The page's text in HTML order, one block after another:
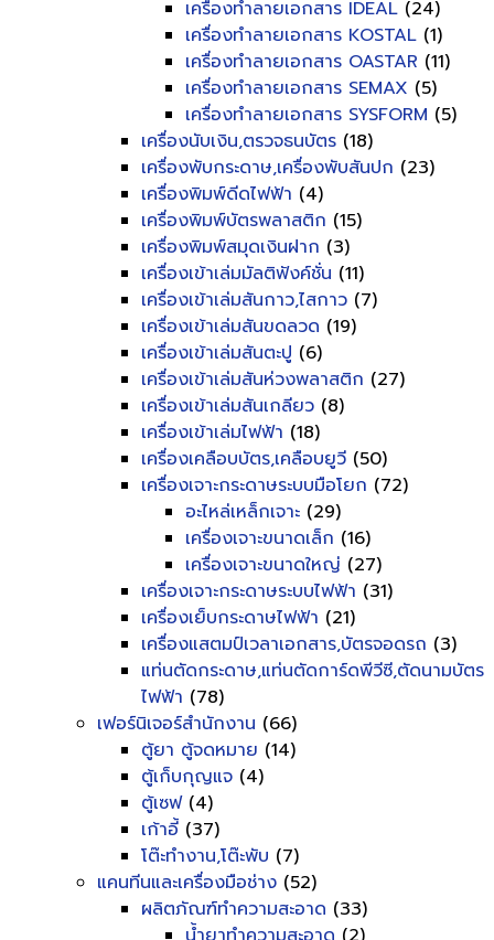
เครื่องทำลายเอกสาร IDEAL (24)
เครื่องทำลายเอกสาร KOSTAL (1)
เครื่องทำลายเอกสาร OASTAR (11)
เครื่องทำลายเอกสาร SEMAX (5)
เครื่องทำลายเอกสาร SYSFORM (5)
เครื่องนับเงิน,ตรวจธนบัตร (18)
เครื่องพับกระดาษ,เครื่องพับสันปก (23)
เครื่องพิมพ์ดีดไฟฟ้า (4)
เครื่องพิมพ์บัตรพลาสติก (15)
เครื่องพิมพ์สมุดเงินฝาก (3)
เครื่องเข้าเล่มมัลติฟังค์ชั่น (11)
เครื่องเข้าเล่มสันกาว,ไสกาว (7)
เครื่องเข้าเล่มสันขดลวด (19)
เครื่องเข้าเล่มสันตะปู (6)
เครื่องเข้าเล่มสันห่วงพลาสติก (27)
เครื่องเข้าเล่มสันเกลียว (8)
เครื่องเข้าเล่มไฟฟ้า (18)
เครื่องเคลือบบัตร,เคลือบยูวี (50)
เครื่องเจาะกระดาษระบบมือโยก (72)
อะไหล่เหล็กเจาะ (29)
เครื่องเจาะขนาดเล็ก (16)
เครื่องเจาะขนาดใหญ่ (27)
เครื่องเจาะกระดาษระบบไฟฟ้า (31)
เครื่องเย็บกระดาษไฟฟ้า (21)
เครื่องแสตมป์เวลาเอกสาร,บัตรจอดรถ (3)
แท่นตัดกระดาษ,แท่นตัดการ์ดพีวีซี,ตัดนามบัตร
ไฟฟ้า (78)
เฟอร์นิเจอร์สำนักงาน (66)
ตู้ยา ตู้จดหมาย (14)
ตู้เก็บกุญแจ (4)
ตู้เซฟ(4)
เก้าอี้ (37)
โต๊ะทำงาน,โต๊ะพับ (7)
แคนทีนและเครื่องมือช่าง (52)
ผลิตภัณฑ์ทำความสะอาด (33)